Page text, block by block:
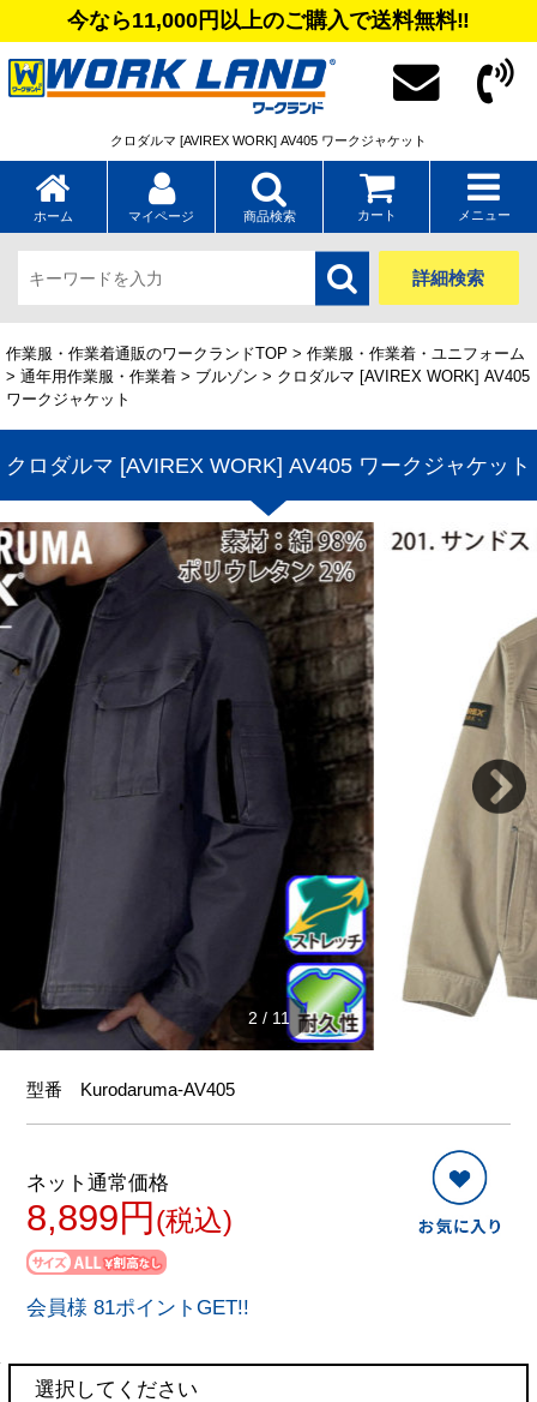
今なら11,000円以上のご購入で送料無料‼
クロダルマ [AVIREX WORK] AV405 ワークジャケット
ホーム マイページ 商品検索 カート メニュー
詳細検索
作業服・作業着通販のワークランドTOP > 作業服・作業着・ユニフォーム
> 通年用作業服・作業着 > ブルゾン > クロダルマ [AVIREX WORK] AV405
ワークジャケット
クロダルマ [AVIREX WORK] AV405 ワークジャケット
2 / 11
型番 Kurodaruma-AV405
ネット通常価格
8,899円 (税込)
会員様 81ポイントGET!!